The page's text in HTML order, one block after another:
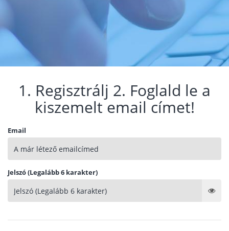
1. Regisztrálj 2. Foglald le a
kiszemelt email címet!
Email
Jelszó (Legalább 6 karakter)